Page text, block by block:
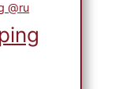
@ru